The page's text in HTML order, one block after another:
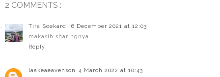
2 COMMENTS :
Tira Soekardi
6 December 2021 at 12:03
makasih sharingnya
Reply
laakeaeavenson
4 March 2022 at 10:43